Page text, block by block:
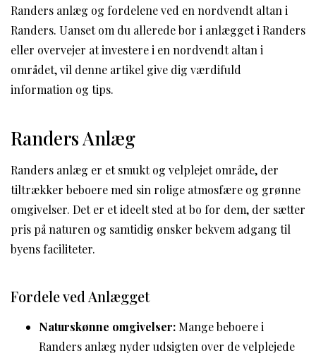
Randers anlæg og fordelene ved en nordvendt altan i
Randers. Uanset om du allerede bor i anlægget i Randers
eller overvejer at investere i en nordvendt altan i
området, vil denne artikel give dig værdifuld
information og tips.
Randers Anlæg
Randers anlæg er et smukt og velplejet område, der
tiltrækker beboere med sin rolige atmosfære og grønne
omgivelser. Det er et ideelt sted at bo for dem, der sætter
pris på naturen og samtidig ønsker bekvem adgang til
byens faciliteter.
Fordele ved Anlægget
Naturskønne omgivelser: Mange beboere i
Randers anlæg nyder udsigten over de velplejede